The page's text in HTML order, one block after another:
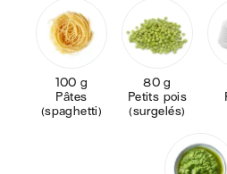
100 g
Pâtes
(spaghetti)
80 g
Petits pois
(surgelés)